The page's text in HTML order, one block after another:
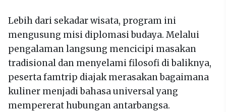
Lebih dari sekadar wisata, program ini
mengusung misi diplomasi budaya. Melalui
pengalaman langsung mencicipi masakan
tradisional dan menyelami filosofi di baliknya,
peserta famtrip diajak merasakan bagaimana
kuliner menjadi bahasa universal yang
mempererat hubungan antarbangsa.